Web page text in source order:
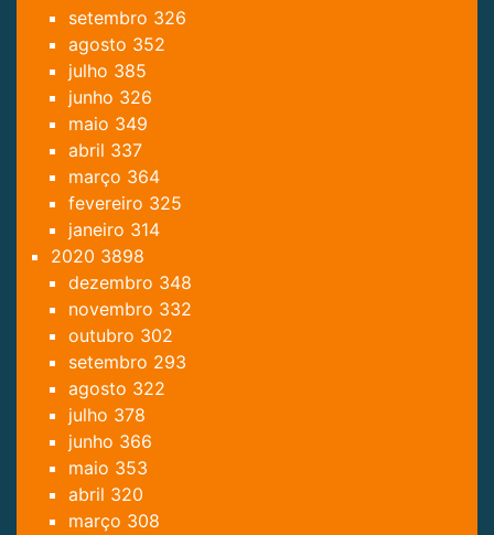
setembro 326
agosto 352
julho 385
junho 326
maio 349
abril 337
março 364
fevereiro 325
janeiro 314
2020 3898
dezembro 348
novembro 332
outubro 302
setembro 293
agosto 322
julho 378
junho 366
maio 353
abril 320
março 308